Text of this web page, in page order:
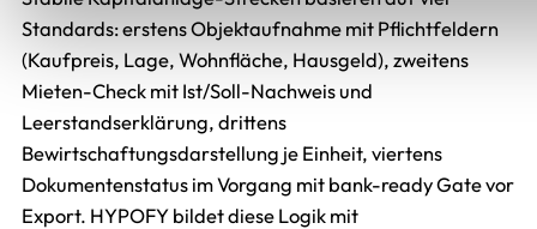
Standards: erstens Objektaufnahme mit Pflichtfeldern
(Kaufpreis, Lage, Wohnfläche, Hausgeld), zweitens
Mieten-Check mit Ist/Soll-Nachweis und
Leerstandserklärung, drittens
Bewirtschaftungsdarstellung je Einheit, viertens
Dokumentenstatus im Vorgang mit bank-ready Gate vor
Export. HYPOFY bildet diese Logik mit